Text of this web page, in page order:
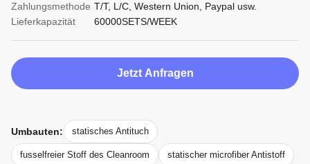
Zahlungsmethode T/T, L/C, Western Union, Paypal usw.
Lieferkapazität
60000SETS/WEEK
Jetzt Anfragen
Umbauten: statisches Antituch
fusselfreier Stoff des Cleanroom statischer microfiber Antistoff